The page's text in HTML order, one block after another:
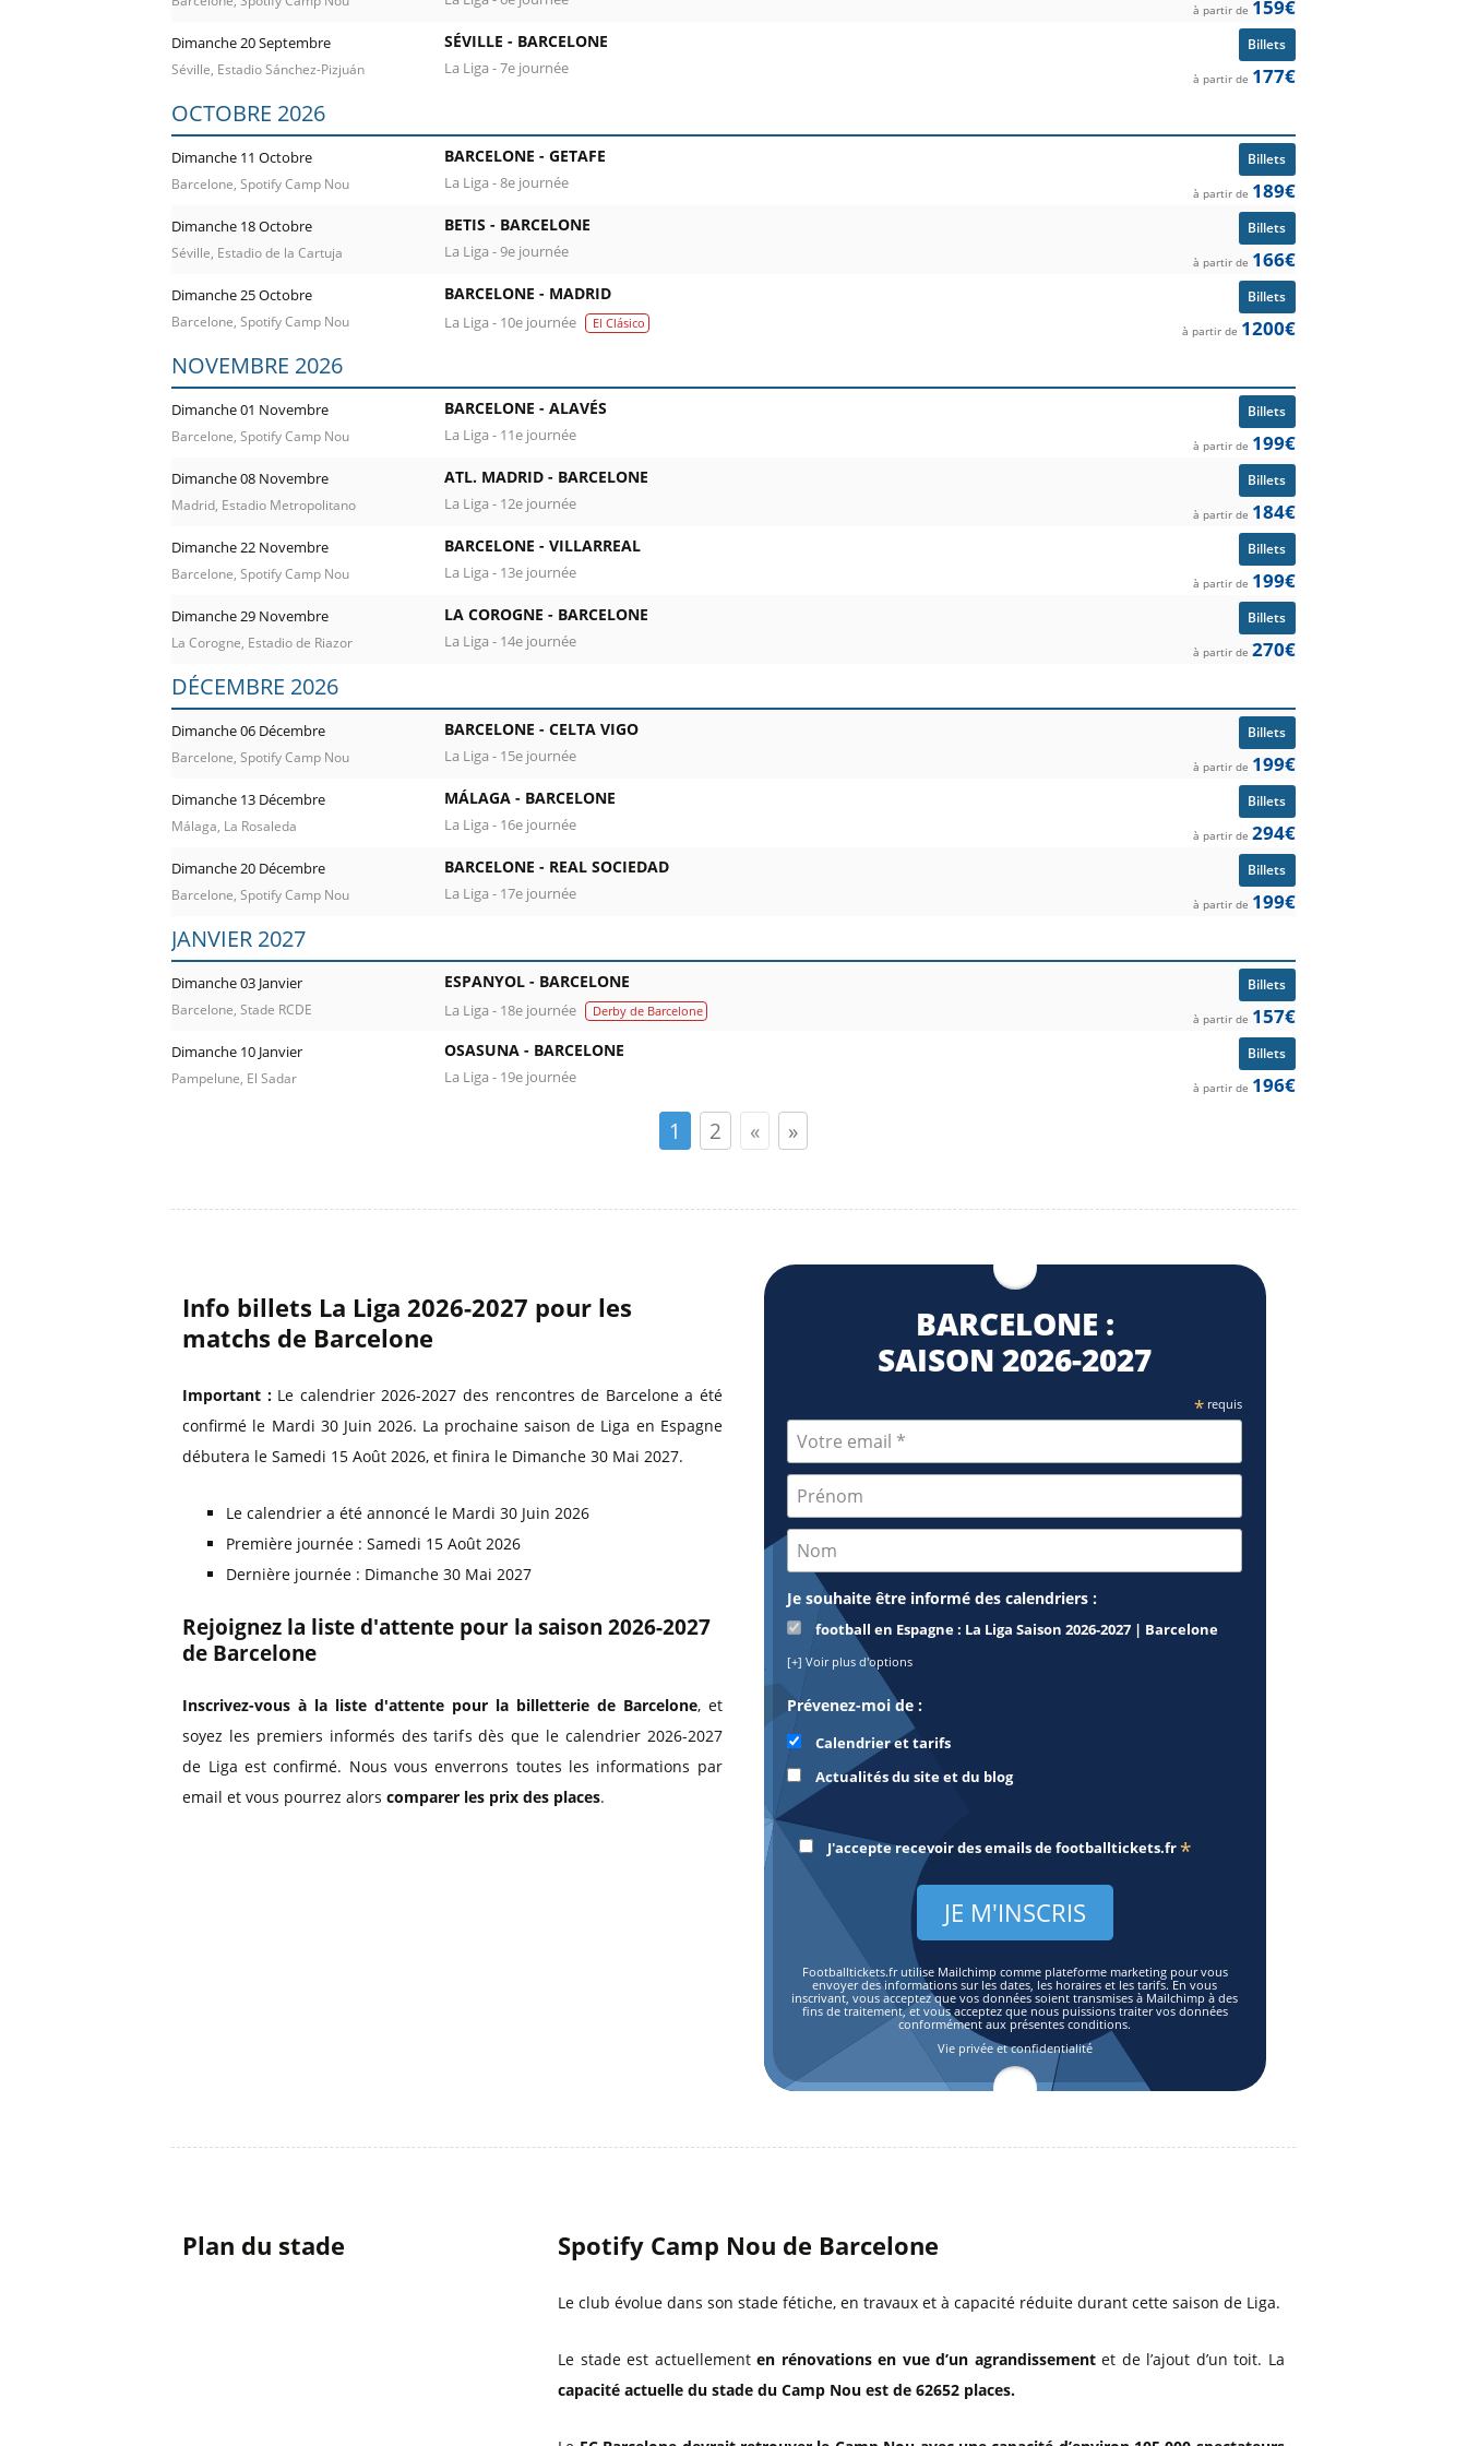
à partir de 159€
Dimanche 20 Septembre
Séville, Estadio Sánchez-Pizjuán
Billets
SÉVILLE - BARCELONE
La Liga - 7e journée
à partir de 177€
OCTOBRE 2026
Dimanche 11 Octobre
Barcelone, Spotify Camp Nou
Billets
BARCELONE - GETAFE
La Liga - 8e journée
à partir de 189€
Dimanche 18 Octobre
Séville, Estadio de la Cartuja
Billets
BETIS - BARCELONE
La Liga - 9e journée
à partir de 166€
Dimanche 25 Octobre
Barcelone, Spotify Camp Nou
Billets
BARCELONE - MADRID
La Liga - 10e journée El Clásico à partir de 1200€
NOVEMBRE 2026
Dimanche 01 Novembre
Barcelone, Spotify Camp Nou
Billets
BARCELONE - ALAVÉS
La Liga - 11e journée
à partir de 199€
Dimanche 08 Novembre
Madrid, Estadio Metropolitano
Billets
ATL. MADRID - BARCELONE
La Liga - 12e journée
à partir de 184€
Dimanche 22 Novembre
Barcelone, Spotify Camp Nou
Billets
BARCELONE - VILLARREAL
La Liga - 13e journée
à partir de 199€
Dimanche 29 Novembre
La Corogne, Estadio de Riazor
Billets
LA COROGNE - BARCELONE
La Liga - 14e journée
à partir de 270€
DÉCEMBRE 2026
Dimanche 06 Décembre
Barcelone, Spotify Camp Nou
Billets
BARCELONE - CELTA VIGO
La Liga - 15e journée
à partir de 199€
Dimanche 13 Décembre
Málaga, La Rosaleda
Billets
MÁLAGA - BARCELONE
La Liga - 16e journée
à partir de 294€
Dimanche 20 Décembre
Barcelone, Spotify Camp Nou
Billets
BARCELONE - REAL SOCIEDAD
La Liga - 17e journée
à partir de 199€
JANVIER 2027
Dimanche 03 Janvier
Barcelone, Stade RCDE
Billets
ESPANYOL - BARCELONE
La Liga - 18e journée Derby de Barcelone à partir de 157€
Dimanche 10 Janvier
Pampelune, El Sadar
Billets
OSASUNA - BARCELONE
La Liga - 19e journée
à partir de 196€
1 2 « »
Info billets La Liga 2026-2027 pour les
matchs de Barcelone
Important :Le calendrier 2026-2027 des rencontres de Barcelone a été
confirmé le Mardi 30 Juin 2026. La prochaine saison de Liga en Espagne
débutera le Samedi 15 Août 2026, et finira le Dimanche 30 Mai 2027.
Le calendrier a été annoncé le Mardi 30 Juin 2026
Première journée : Samedi 15 Août 2026
Dernière journée : Dimanche 30 Mai 2027
Rejoignez la liste d'attente pour la saison 2026-2027
de Barcelone
Inscrivez-vous à la liste d'attente pour la billetterie de Barcelone, et
soyez les premiers informés des tarifs dès que le calendrier 2026-2027
de Liga est confirmé. Nous vous enverrons toutes les informations par
email et vous pourrez alorscomparer les prix des places.
BARCELONE :
SAISON 2026⁠-2027
* requis
Je souhaite être informé des calendriers :
football en Espagne : La Liga Saison 2026-2027 | Barcelone
[+] Voir plus d'options
Prévenez-moi de :
Calendrier et tarifs
Actualités du site et du blog
J'accepte recevoir des emails defootballtickets.fr *
Footballtickets.fr utilise Mailchimp comme plateforme marketing pour vous
envoyer des informations sur les dates, les horaires et les tarifs. En vous
inscrivant, vous acceptez que vos données soient transmises à Mailchimp à des
fins de traitement, et vous acceptez que nous puissions traiter vos données
conformément aux présentes conditions.
Vie privée et confidentialité
Spotify Camp Nou de Barcelone
Le club évolue dans son stade fétiche, en travaux et à capacité réduite durant cette saison de Liga.
Le stade est actuellementen rénovations en vue d’un agrandissementet de l’ajout d’un toit. La
capacité actuelle du stade du Camp Nou est de 62652 places.
Plan du stade